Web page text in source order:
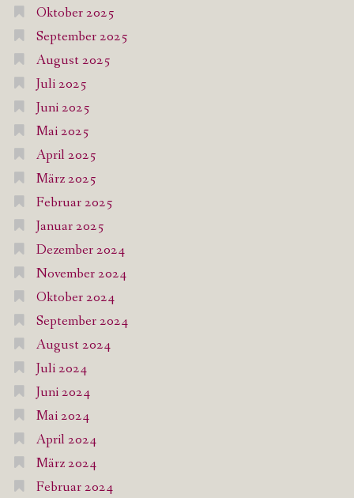
Oktober 2025
September 2025
August 2025
Juli 2025
Juni 2025
Mai 2025
April 2025
März 2025
Februar 2025
Januar 2025
Dezember 2024
November 2024
Oktober 2024
September 2024
August 2024
Juli 2024
Juni 2024
Mai 2024
April 2024
März 2024
Februar 2024